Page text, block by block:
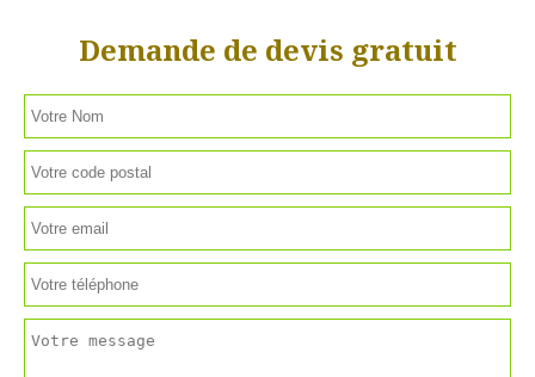
Demande de devis gratuit